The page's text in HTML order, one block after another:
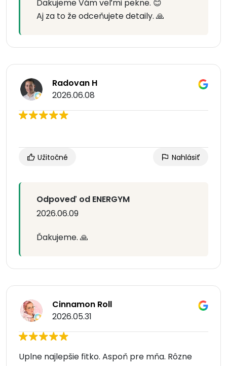
Ďakujeme Vám veľmi pekne. 😊
Aj za to že odceňujete detaily. 🙏
Radovan H
2026.06.08
Užitočné Nahlásiť
Odpoveď od ENERGYM
2026.06.09
Ďakujeme. 🙏
Cinnamon Roll
2026.05.31
Uplne najlepšie fitko. Aspoň pre mňa. Rôzne